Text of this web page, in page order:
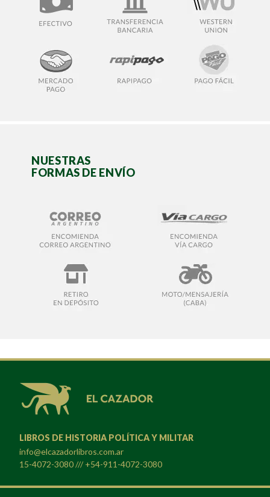
NUESTRAS
FORMAS DE ENVÍO
LIBROS DE HISTORIA POLÍTICA Y MILITAR
info@elcazadorlibros.com.ar
15-4072-3080 /// +54-911-4072-3080